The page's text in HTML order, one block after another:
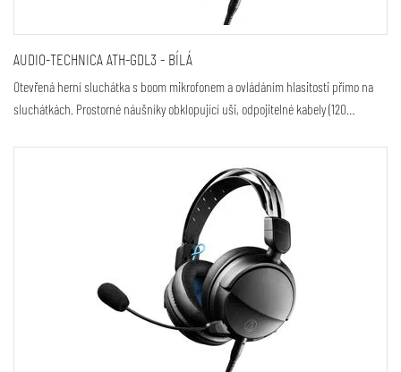
AUDIO-TECHNICA ATH-GDL3 - BÍLÁ
Otevřená herní sluchátka s boom mikrofonem a ovládáním hlasitosti přímo na
sluchátkách. Prostorné náušníky obklopující uši, odpojitelné kabely (120…